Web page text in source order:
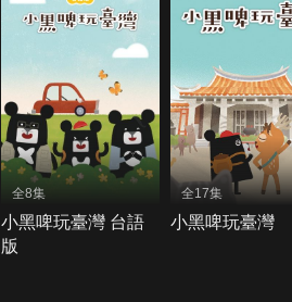
全8集
小黑啤玩臺灣 台語
版
全17集
小黑啤玩臺灣